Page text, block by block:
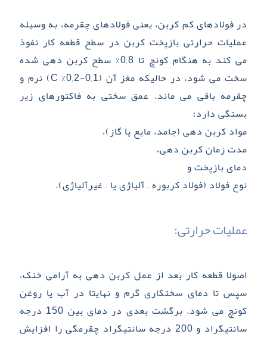
در فولادهای کم کربن، یعنی فولادهای چقرمه، به وسیله
عملیات حرارتی بازپخت کربن در سطح قطعه کار نفوذ
می­ کند به هنگام کونچ تا 0,8% سطح کربن دهی شده
سخت می­ شود، در حالیکه مغز آن (0,1-0,2% C) نرم و
چقرمه باقی می­ ماند. عمق سختی به فاکتورهای زیر
بستگی دارد:
مواد کربن دهی (جامد، مایع یا گاز)،
مدت زمان کربن دهی،
دمای بازپخت و
نوع فولاد (فولاد کربوره – آلیاژی یا – غیرآلیاژی).
عملیات حرارتی:
اصولا قطعه کار بعد از عمل کربن دهی به آرامی خنک،
سپس تا دمای سختکاری گرم و نهایتا در آب یا روغن
کونچ می­ شود. برگشت بعدی در دمای بین 150 درجه
سانتیگراد و 200 درجه سانتیگراد چقرمگی را افزایش